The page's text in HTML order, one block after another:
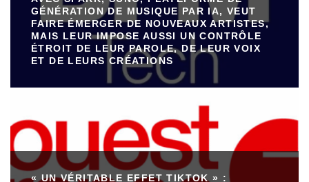
GÉNÉRATION DE MUSIQUE PAR IA, VEUT
FAIRE ÉMERGER DE NOUVEAUX ARTISTES,
MAIS LEUR IMPOSE AUSSI UN CONTRÔLE
ÉTROIT DE LEUR PAROLE, DE LEUR VOIX
ET DE LEURS CRÉATIONS
« UN VÉRITABLE EFFET TIKTOK » :